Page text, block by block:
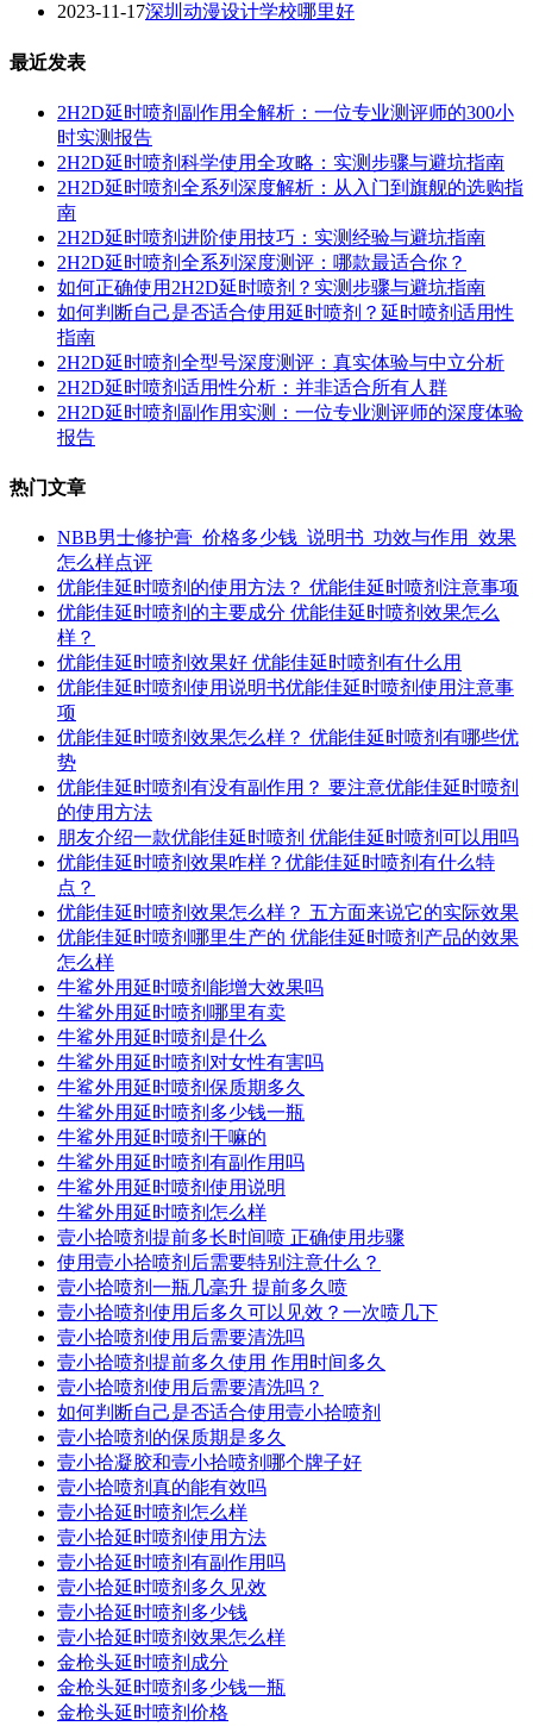
2023-11-17深圳动漫设计学校哪里好
最近发表
2H2D延时喷剂副作用全解析：一位专业测评师的300小
时实测报告
2H2D延时喷剂科学使用全攻略：实测步骤与避坑指南
2H2D延时喷剂全系列深度解析：从入门到旗舰的选购指
南
2H2D延时喷剂进阶使用技巧：实测经验与避坑指南
2H2D延时喷剂全系列深度测评：哪款最适合你？
如何正确使用2H2D延时喷剂？实测步骤与避坑指南
如何判断自己是否适合使用延时喷剂？延时喷剂适用性
指南
2H2D延时喷剂全型号深度测评：真实体验与中立分析
2H2D延时喷剂适用性分析：并非适合所有人群
2H2D延时喷剂副作用实测：一位专业测评师的深度体验
报告
热门文章
NBB男士修护膏_价格多少钱_说明书_功效与作用_效果
怎么样点评
优能佳延时喷剂的使用方法？ 优能佳延时喷剂注意事项
优能佳延时喷剂的主要成分 优能佳延时喷剂效果怎么
样？
优能佳延时喷剂效果好 优能佳延时喷剂有什么用
优能佳延时喷剂使用说明书优能佳延时喷剂使用注意事
项
优能佳延时喷剂效果怎么样？ 优能佳延时喷剂有哪些优
势
优能佳延时喷剂有没有副作用？ 要注意优能佳延时喷剂
的使用方法
朋友介绍一款优能佳延时喷剂 优能佳延时喷剂可以用吗
优能佳延时喷剂效果咋样？优能佳延时喷剂有什么特
点？
优能佳延时喷剂效果怎么样？ 五方面来说它的实际效果
优能佳延时喷剂哪里生产的 优能佳延时喷剂产品的效果
怎么样
牛鲨外用延时喷剂能增大效果吗
牛鲨外用延时喷剂哪里有卖
牛鲨外用延时喷剂是什么
牛鲨外用延时喷剂对女性有害吗
牛鲨外用延时喷剂保质期多久
牛鲨外用延时喷剂多少钱一瓶
牛鲨外用延时喷剂干嘛的
牛鲨外用延时喷剂有副作用吗
牛鲨外用延时喷剂使用说明
牛鲨外用延时喷剂怎么样
壹小拾喷剂提前多长时间喷 正确使用步骤
使用壹小拾喷剂后需要特别注意什么？
壹小拾喷剂一瓶几毫升 提前多久喷
壹小拾喷剂使用后多久可以见效？一次喷几下
壹小拾喷剂使用后需要清洗吗
壹小拾喷剂提前多久使用 作用时间多久
壹小拾喷剂使用后需要清洗吗？
如何判断自己是否适合使用壹小拾喷剂
壹小拾喷剂的保质期是多久
壹小拾凝胶和壹小拾喷剂哪个牌子好
壹小拾喷剂真的能有效吗
壹小拾延时喷剂怎么样
壹小拾延时喷剂使用方法
壹小拾延时喷剂有副作用吗
壹小拾延时喷剂多久见效
壹小拾延时喷剂多少钱
壹小拾延时喷剂效果怎么样
金枪头延时喷剂成分
金枪头延时喷剂多少钱一瓶
金枪头延时喷剂价格